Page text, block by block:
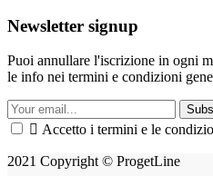
Newsletter signup
Puoi annullare l'iscrizione in ogni
le info nei termini e condizioni
 Accetto i termini e le
2021 Copyright © ProgetLine